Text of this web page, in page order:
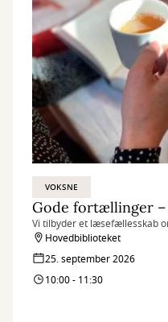
VOKSNE
Gode fortællinger
Vi tilbyder et læsefællesskab
Hovedbiblioteket
25. september 2026
10:00 - 11:30